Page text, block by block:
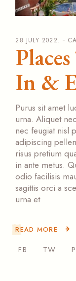
28 JULY 2022.
In &
Purus sit amet
urna. Aliquet
nec feugiat nisl
adipiscing
risus pretium
in ante metus.
odio facilisis
sagittis orci a
urna et
READ MORE
FB TW